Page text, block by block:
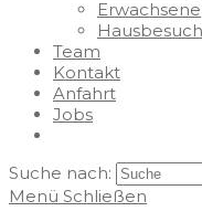
Erwachsene
Team
Kontakt
Anfahrt
Jobs
Suche nach:
Menü Schließen